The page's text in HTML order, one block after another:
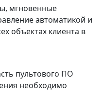
мгновенные
автоматикой и
объектах клиента в
пультового ПО
необходимо